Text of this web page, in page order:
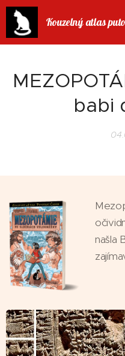
Kouzelný atlas
babi
našla